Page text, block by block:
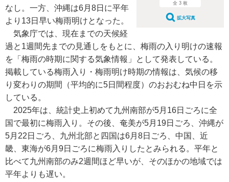
全 3 枚
拡大写真
なし。一方、沖縄は6月8日に平年
より13日早い梅雨明けとなった。
気象庁では、現在までの天候経
過と1週間先までの見通しをもとに、梅雨の入り明けの速報
を「梅雨の時期に関する気象情報」として発表している。
掲載している梅雨入り・梅雨明け時期の情報は、気候の移
り変わりの期間（平均的に5日間程度）のおおむね中日を示
している。
2025年は、統計史上初めて九州南部が5月16日ごろに全
国で最初に梅雨入り。その後、奄美が5月19日ごろ、沖縄が
5月22日ごろ、九州北部と四国は6月8日ごろ、中国、近
畿、東海が6月9日ごろに梅雨入りしたとみられる。平年と
比べて九州南部のみ2週間ほど早いが、そのほかの地域では
平年よりも遅い。